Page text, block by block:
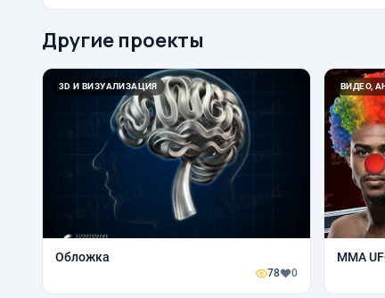
Другие проекты
3D И ВИЗУАЛИЗАЦИЯ
Обложка
78 0
ВИДЕО,
МMA